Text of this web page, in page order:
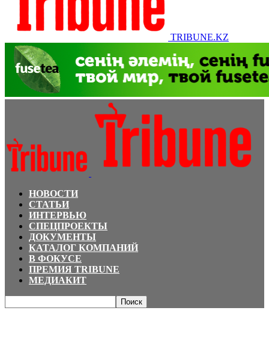
TRIBUNE.KZ
НОВОСТИ
СТАТЬИ
ИНТЕРВЬЮ
СПЕЦПРОЕКТЫ
ДОКУМЕНТЫ
КАТАЛОГ КОМПАНИЙ
В ФОКУСЕ
ПРЕМИЯ TRIBUNE
МЕДИАКИТ